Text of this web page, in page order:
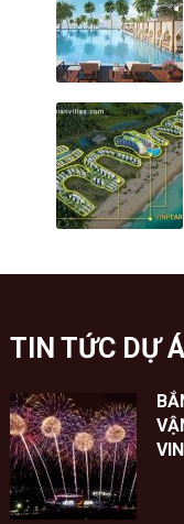
TIN TỨC DỰ